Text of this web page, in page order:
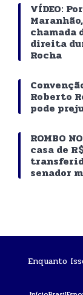
VÍDEO:
chamada
direita
Rocha
Roberto
pode
ROMBO
casa de
senador
Enquanto